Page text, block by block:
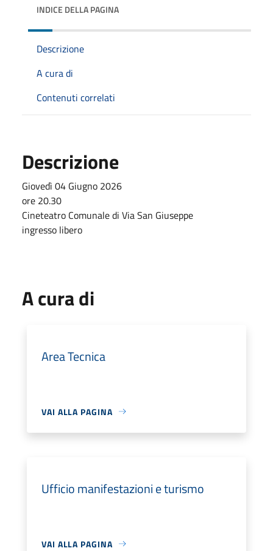
INDICE DELLA PAGINA
Descrizione
A cura di
Contenuti correlati
Descrizione
Giovedì 04 Giugno 2026
ore 20.30
Cineteatro Comunale di Via San Giuseppe
ingresso libero
A cura di
Area Tecnica
VAI ALLA PAGINA
Ufficio manifestazioni e turismo
VAI ALLA PAGINA